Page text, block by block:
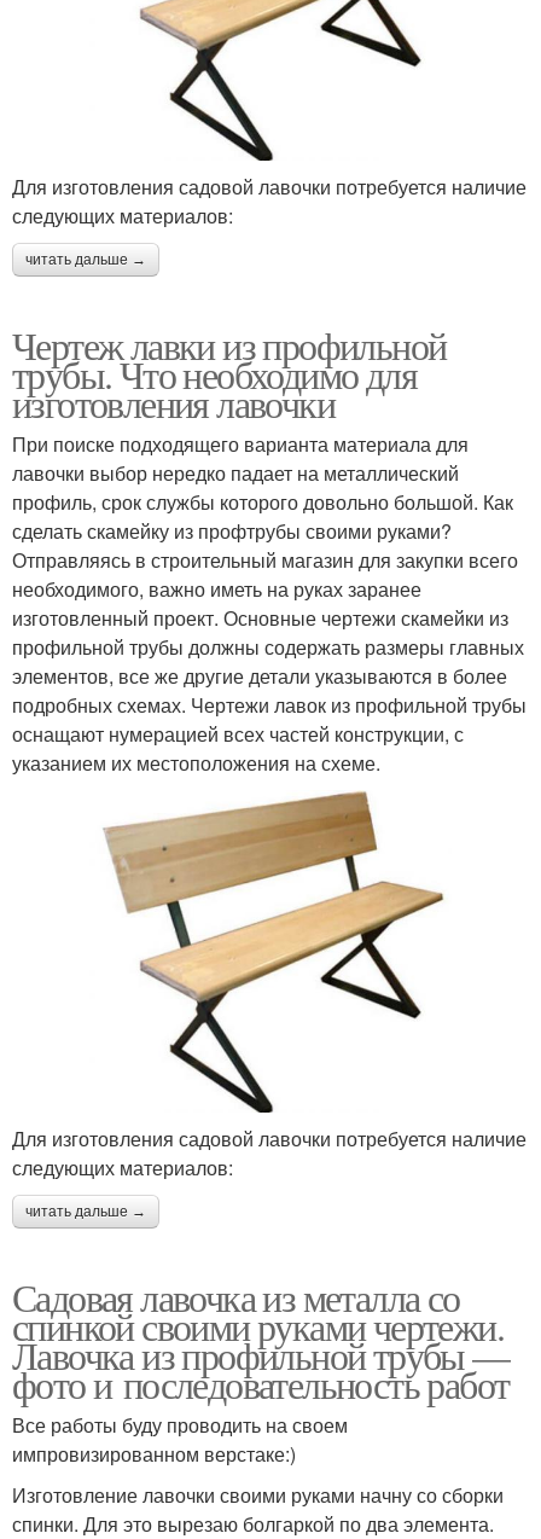
Для изготовления садовой лавочки потребуется наличие
следующих материалов:
читать дальше →
Чертеж лавки из профильной
трубы. Что необходимо для
изготовления лавочки
При поиске подходящего варианта материала для
лавочки выбор нередко падает на металлический
профиль, срок службы которого довольно большой. Как
сделать скамейку из профтрубы своими руками?
Отправляясь в строительный магазин для закупки всего
необходимого, важно иметь на руках заранее
изготовленный проект. Основные чертежи скамейки из
профильной трубы должны содержать размеры главных
элементов, все же другие детали указываются в более
подробных схемах. Чертежи лавок из профильной трубы
оснащают нумерацией всех частей конструкции, с
указанием их местоположения на схеме.
Для изготовления садовой лавочки потребуется наличие
следующих материалов:
читать дальше →
Садовая лавочка из металла со
спинкой своими руками чертежи.
Лавочка из профильной трубы —
фото и последовательность работ
Все работы буду проводить на своем
импровизированном верстаке:)
Изготовление лавочки своими руками начну со сборки
спинки. Для это вырезаю болгаркой по два элемента.